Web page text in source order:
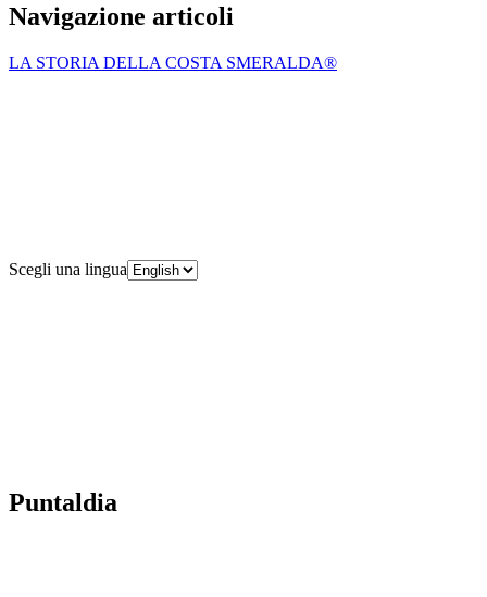
Navigazione articoli
LA STORIA DELLA COSTA SMERALDA®
Scegli una lingua
Puntaldia